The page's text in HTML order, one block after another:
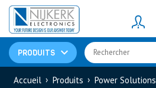
PRODUITS
Resistors(781)
Shunt Resistor
Accueil Produits Power Solutions